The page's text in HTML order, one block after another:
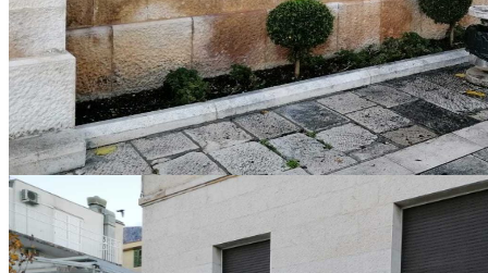
IMG-20221217-WA0007